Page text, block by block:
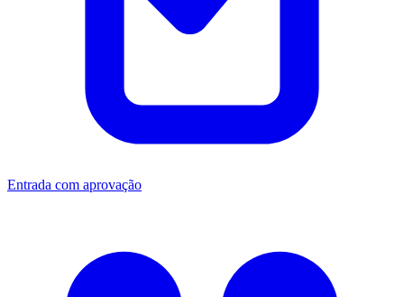
Entrada com aprovação